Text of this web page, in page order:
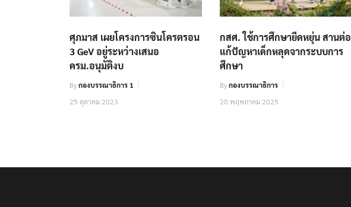
ศุภมาส เผยโครงการซินโครตรอน
3 GeV อยู่ระหว่างเสนอ
ครม.อนุมัติงบ
Byกองบรรณาธิการ 1
25 ตุลาคม 2023
กสศ. ใช้การศึกษายืดหยุ่น สานต่อ
แก้ปัญหาเด็กหลุดจากระบบการ
ศึกษา
Byกองบรรณาธิการ
20 พฤษภาคม 2025